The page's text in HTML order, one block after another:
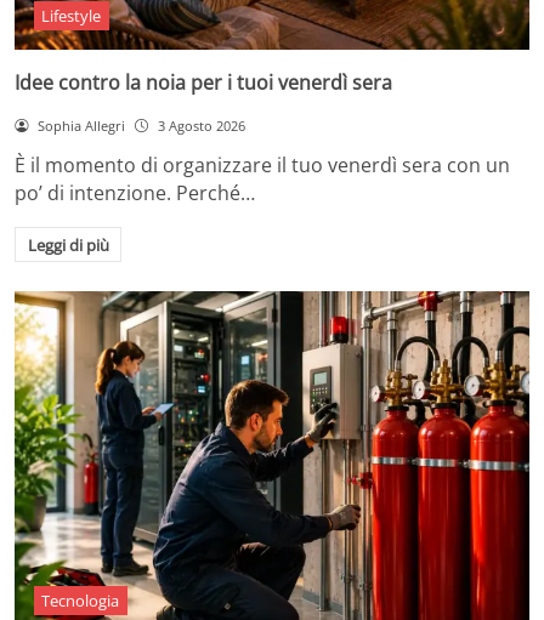
Lifestyle
Idee contro la noia per i tuoi venerdì sera
Sophia Allegri 3 Agosto 2026
È il momento di organizzare il tuo venerdì sera con un
po’ di intenzione. Perché…
Leggi di più
Tecnologia